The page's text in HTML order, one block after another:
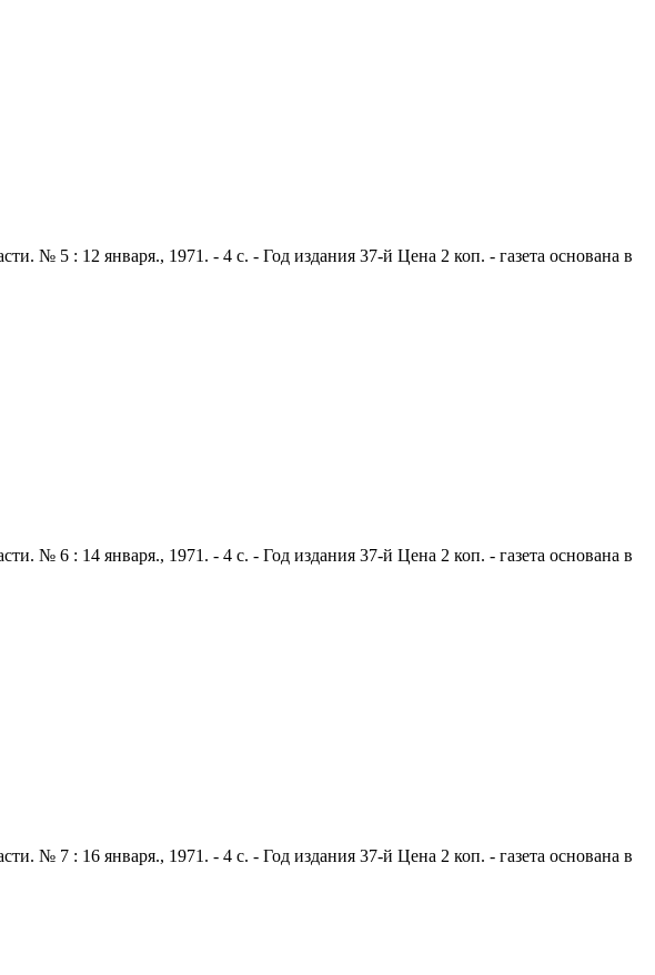
№ 5 : 12 января., 1971. - 4 с. - Год издания 37-й Цена 2 коп. - газета основана в
№ 6 : 14 января., 1971. - 4 с. - Год издания 37-й Цена 2 коп. - газета основана в
№ 7 : 16 января., 1971. - 4 с. - Год издания 37-й Цена 2 коп. - газета основана в